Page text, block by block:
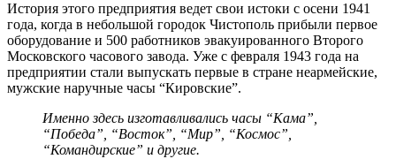
История этого предприятия ведет свои истоки с осени 1941
года, когда в небольшой городок Чистополь прибыли первое
оборудование и 500 работников эвакуированного Второго
Московского часового завода. Уже с февраля 1943 года на
предприятии стали выпускать первые в стране неармейские,
мужские наручные часы “Кировские”.
Именно здесь изготавливались часы “Кама”,
“Победа”, “Восток”, “Мир”, “Космос”,
“Командирские” и другие.